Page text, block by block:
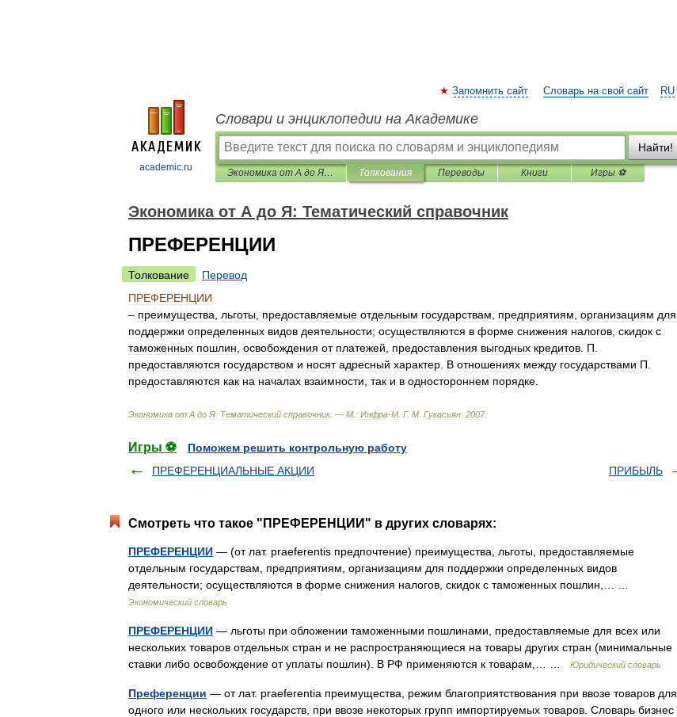
academic.ru
RU
Запомнить сайт Словарь на свой сайт
Словари и энциклопедии на Академике
Найти!
Экономика от А до Я: Тематический справочник Толкования Переводы Книги Игры ⚽
Экономика от А до Я: Тематический справочник
ПРЕФЕРЕНЦИИ
Толкование
Перевод
ПРЕФЕРЕНЦИИ
– преимущества льготы предоставляемые отдельным государствам предприятиям организациям для
поддержки определенных видов деятельности; осуществляются в форме снижения налогов скидок с
таможенных пошлин освобождения от платежей предоставления выгодных кредитов П
предоставляются государством и носят адресный характер В отношениях между государствами П
предоставляются как на началах взаимности так и в одностороннем порядке
Экономика от А до Я: Тематический справочник. — М : Инфра-М Г. М Гукасьян 2007.
Игры ⚽
Поможем решить контрольную работу
ПРЕФЕРЕНЦИАЛЬНЫЕ АКЦИИ
ПРИБЫЛЬ
Смотреть что такое "ПРЕФЕРЕНЦИИ" в других словарях:
ПРЕФЕРЕНЦИИ — (от лат. praeferentis предпочтение) преимущества, льготы, предоставляемые
отдельным государствам, предприятиям, организациям для поддержки определенных видов
деятельности; осуществляются в форме снижения налогов, скидок с таможенных пошлин,… …
Экономический словарь
ПРЕФЕРЕНЦИИ — льготы при обложении таможенными пошлинами, предоставляемые для всех или
нескольких товаров отдельных стран и не распространяющиеся на товары других стран (минимальные
ставки либо освобождение от уплаты пошлин). В РФ применяются к товарам,… …
Юридический словарь
Преференции — от лат. praeferentia преимущества, режим благоприятствования при ввозе товаров для
одного или нескольких государств, при ввозе некоторых групп импортируемых товаров. Словарь бизнес